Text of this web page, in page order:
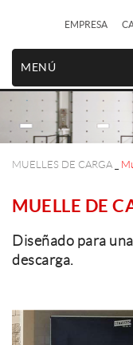
EMPRESA
MENÚ
MUELLES DE CARGA
MUELLE DE
Diseñado para
descarga.